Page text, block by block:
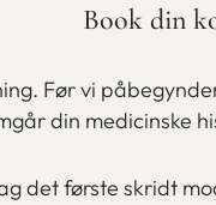
Book din
Før vi
din medicinske
det første skridt